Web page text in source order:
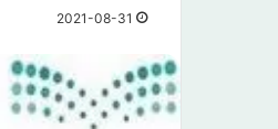
2021-08-31